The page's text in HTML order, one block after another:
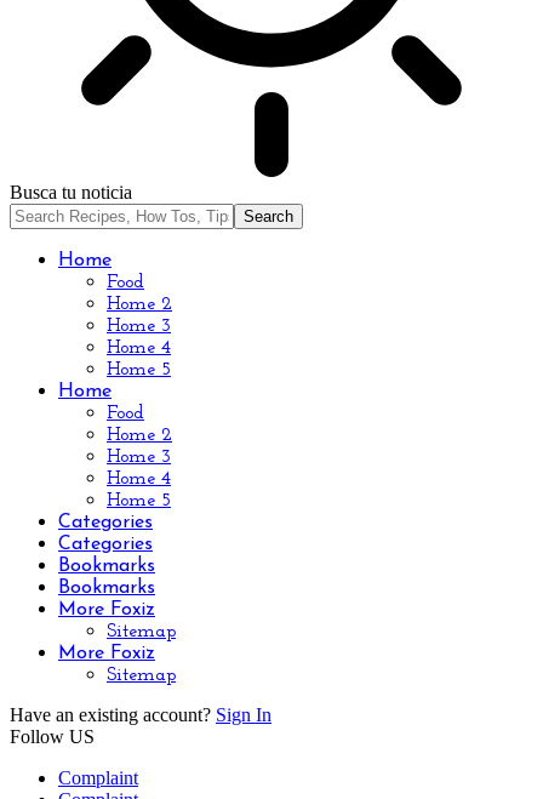
Busca tu noticia
Home
Food
Home 2
Home 3
Home 4
Home 5
Home
Food
Home 2
Home 3
Home 4
Home 5
Categories
Categories
Bookmarks
Bookmarks
More Foxiz
Sitemap
More Foxiz
Sitemap
Have an existing account? Sign In
Follow US
Complaint